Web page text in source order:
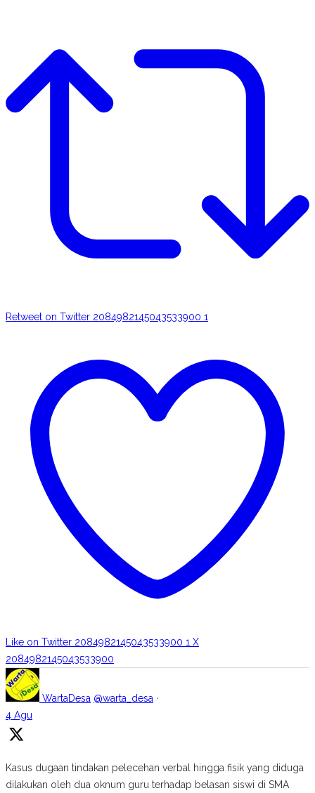
Retweet on Twitter 2084982145043533900 1
Like on Twitter 2084982145043533900 1 X
2084982145043533900
WartaDesa @warta_desa ·
4 Agu
Kasus dugaan tindakan pelecehan verbal hingga fisik yang diduga
dilakukan oleh dua oknum guru terhadap belasan siswi di SMA